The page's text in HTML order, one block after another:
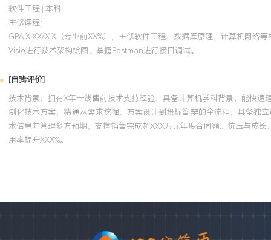
软件工程 | 本科
主修课程：
GPA X.XX/X.X（专业前XX%），主修软件工程、数据库原理、计算机网
Visio进行技术架构绘图，掌握Postman进行接口调试。
[自我评价]
技术背景：拥有X年一线售前技术支持经验，具备计算机学科背景，能快
制化技术方案，精通从需求挖掘、方案设计到投标答辩的全流程，具备独
术信息并管理多方预期，支撑销售完成超XXX万元年度合同额。抗压与成
用率提升XXX%。